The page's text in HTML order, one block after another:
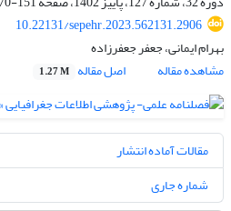
10.22131/sepehr.2023.562131.2906
بهرام ایمانی، جعفر جعفرزاده
مشاهده مقاله
اصل مقاله 1.27 M
مقالات آماده انتشار
شماره جاری